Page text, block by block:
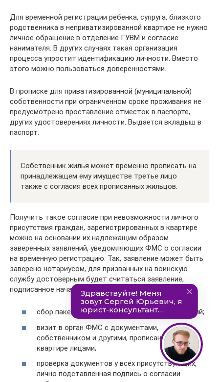
Для временной регистрации ребенка, супруга, близкого
родственника в неприватизированной квартире не нужно
личное обращение в отделение ГУВМ и согласие
нанимателя. В других случаях такая организация
процесса упростит идентификацию личности. Вместо
этого можно пользоваться доверенностями.
В прописке для приватизированной (муниципальной)
собственности при ограниченном сроке проживания не
предусмотрено проставление отместок в паспорте,
других удостоверениях личности. Выдается вкладыш в
паспорт.
Собственник жилья может временно прописать на
принадлежащем ему имуществе третье лицо
также с согласия всех прописанных жильцов.
Получить такое согласие при невозможности личного
присутствия граждан, зарегистрированных в квартире
можно на основании их надлежащим образом
заверенных заявлений, уведомляющих ФМС о согласии
на временную регистрацию. Так, заявление может быть
заверено нотариусом, для призванных на воинскую
службу достоверным будет считаться заявление,
подписанное начальником военного учреждения.
сбор пакета документов и подготовка их копий;
визит в орган ФМС с документами,
собственником и другими, прописанными в
квартире лицами;
проверка документов у всех присутствующих,
лично подставленная подпись о согласии